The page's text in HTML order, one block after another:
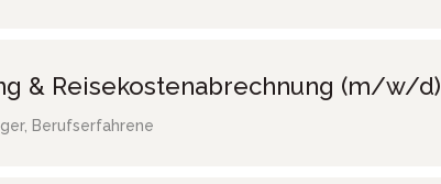
& Reisekostenabrechnung (m/w/d)
Berufserfahrene